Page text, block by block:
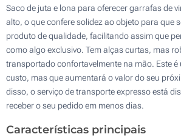
Saco de juta e lona para oferecer garrafas de
alto, o que confere solidez ao objeto para que
produto de qualidade, facilitando assim que
como algo exclusivo. Tem alças curtas, mas
transportado confortavelmente na mão. Este
custo, mas que aumentará o valor do seu
disso, o serviço de transporte expresso está
receber o seu pedido em menos dias.
Características principais